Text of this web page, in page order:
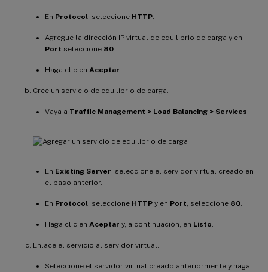
En Protocol , seleccione HTTP
Agregue la dirección IP virtual de equilibrio de carga y en
Port seleccione 80
Haga clic en Aceptar
Cree un servicio de equilibrio de carga.
Vaya a Traffic Management > Load Balancing > Services
En Existing Server , seleccione el servidor virtual creado en
el paso anterior.
En Protocol , seleccione HTTP y en Port , seleccione 80
Haga clic en Aceptar y, a continuación, en Listo
Enlace el servicio al servidor virtual.
Seleccione el servidor virtual creado anteriormente y haga